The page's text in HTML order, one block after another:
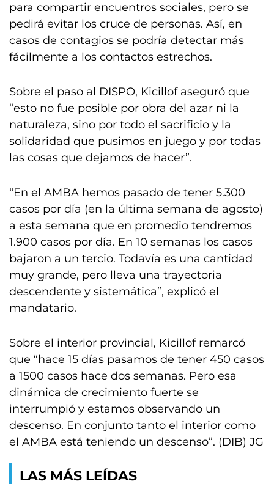
para compartir encuentros sociales, pero se
pedirá evitar los cruce de personas. Así, en
casos de contagios se podría detectar más
fácilmente a los contactos estrechos.
Sobre el paso al DISPO, Kicillof aseguró que
“esto no fue posible por obra del azar ni la
naturaleza, sino por todo el sacrificio y la
solidaridad que pusimos en juego y por todas
las cosas que dejamos de hacer”.
“En el AMBA hemos pasado de tener 5.300
casos por día (en la última semana de agosto)
a esta semana que en promedio tendremos
1.900 casos por día. En 10 semanas los casos
bajaron a un tercio. Todavía es una cantidad
muy grande, pero lleva una trayectoria
descendente y sistemática”, explicó el
mandatario.
Sobre el interior provincial, Kicillof remarcó
que “hace 15 días pasamos de tener 450 casos
a 1500 casos hace dos semanas. Pero esa
dinámica de crecimiento fuerte se
interrumpió y estamos observando un
descenso. En conjunto tanto el interior como
el AMBA está teniendo un descenso”. (DIB) JG
LAS MÁS LEÍDAS